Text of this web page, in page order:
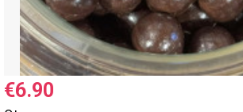
€6.90